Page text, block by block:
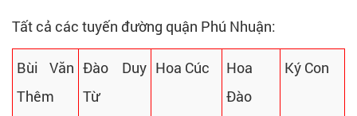
Tất cả các tuyến đường quận Phú Nhuận:
Bùi Văn
Thêm
Đào Duy
Từ
Hoa Cúc
Hoa
Đào
Ký Con